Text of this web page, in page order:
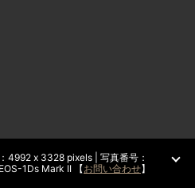
4992 x 3328 pixels | 写真番号：
1Ds Mark II 【お問い合わせ】